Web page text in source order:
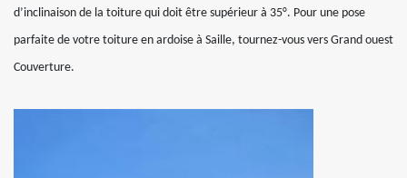
d’inclinaison de la toiture qui doit être supérieur à 35°. Pour une pose
parfaite de votre toiture en ardoise à Saille, tournez-vous vers Grand ouest
Couverture.